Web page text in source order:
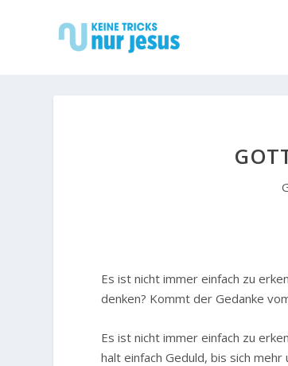
Es ist nicht immer einfach zu
denken? Kommt der Gedanke
Es ist nicht immer einfach zu
halt einfach Geduld, bis sich